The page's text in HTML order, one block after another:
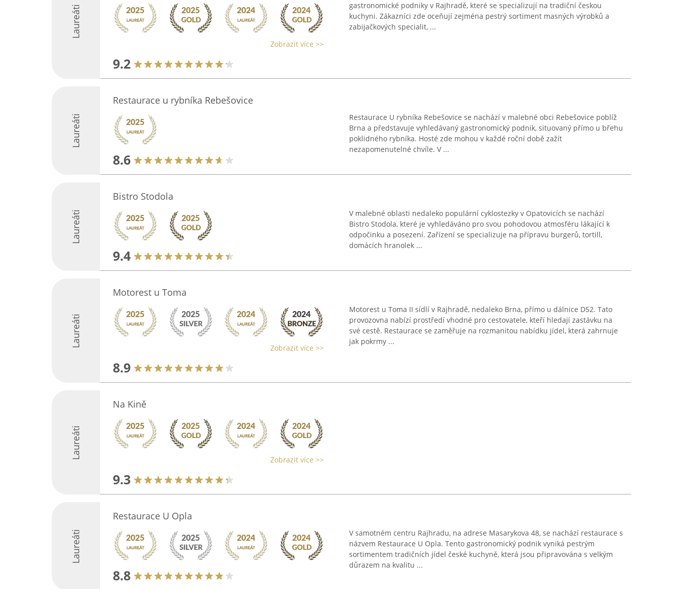
Laureáti
Zobrazit více >>
9.2
gastronomické podniky v Rajhradě, které se specializují na tradiční českou
kuchyni. Zákazníci zde oceňují zejména pestrý sortiment masných výrobků a
zabijačkových specialit, ...
Laureáti
Restaurace u rybníka Rebešovice
8.6
Restaurace U rybníka Rebešovice se nachází v malebné obci Rebešovice poblíž
Brna a představuje vyhledávaný gastronomický podnik, situovaný přímo u břehu
poklidného rybníka. Hosté zde mohou v každé roční době zažít
nezapomenutelné chvíle. V ...
Laureáti
Bistro Stodola
9.4
V malebné oblasti nedaleko populární cyklostezky v Opatovicích se nachází
Bistro Stodola, které je vyhledáváno pro svou pohodovou atmosféru lákající k
odpočinku a posezení. Zařízení se specializuje na přípravu burgerů, tortill,
domácích hranolek ...
Laureáti
Motorest u Toma
Zobrazit více >>
8.9
Motorest u Toma II sídlí v Rajhradě, nedaleko Brna, přímo u dálnice D52. Tato
provozovna nabízí prostředí vhodné pro cestovatele, kteří hledají zastávku na
své cestě. Restaurace se zaměřuje na rozmanitou nabídku jídel, která zahrnuje
jak pokrmy ...
Laureáti
Na Kině
Zobrazit více >>
9.3
Laureáti
Restaurace U Opla
8.8
V samotném centru Rajhradu, na adrese Masarykova 48, se nachází restaurace s
názvem Restaurace U Opla. Tento gastronomický podnik vyniká pestrým
sortimentem tradičních jídel české kuchyně, která jsou připravována s velkým
důrazem na kvalitu ...